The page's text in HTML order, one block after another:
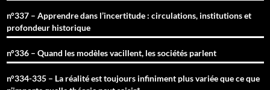
n°337 – Apprendre dans l’incertitude : circulations, institutions et
profondeur historique
n°336 – Quand les modèles vacillent, les sociétés parlent
n°334-335 – La réalité est toujours infiniment plus variée que ce que